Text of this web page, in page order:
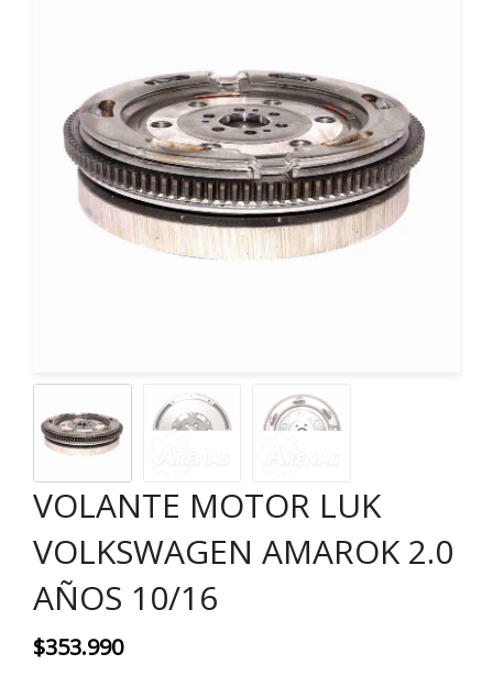
VOLANTE MOTOR LUK
VOLKSWAGEN AMAROK 2.0
AÑOS 10/16
$353.990